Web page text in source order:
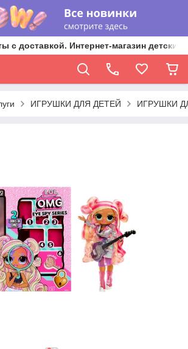
с доставкой. Интернет-магазин
ИГРУШКИ ДЛЯ ДЕТЕЙ ИГРУШКИ